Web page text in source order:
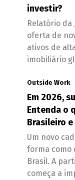
investir?
Relatório da
oferta de
ativos de
imobiliário
Outside Work
Em 2026,
Entenda o
Brasileiro
Um novo
forma como
Brasil. A
começa a